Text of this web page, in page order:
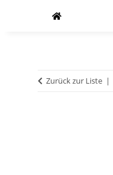
Zurück zur Liste